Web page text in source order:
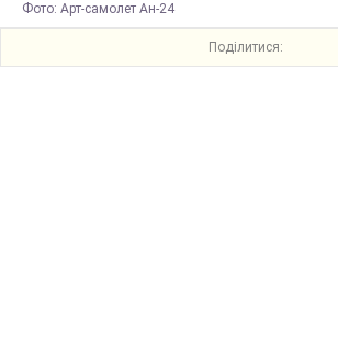
Фото: Арт-самолет Ан-24
Поділитися: